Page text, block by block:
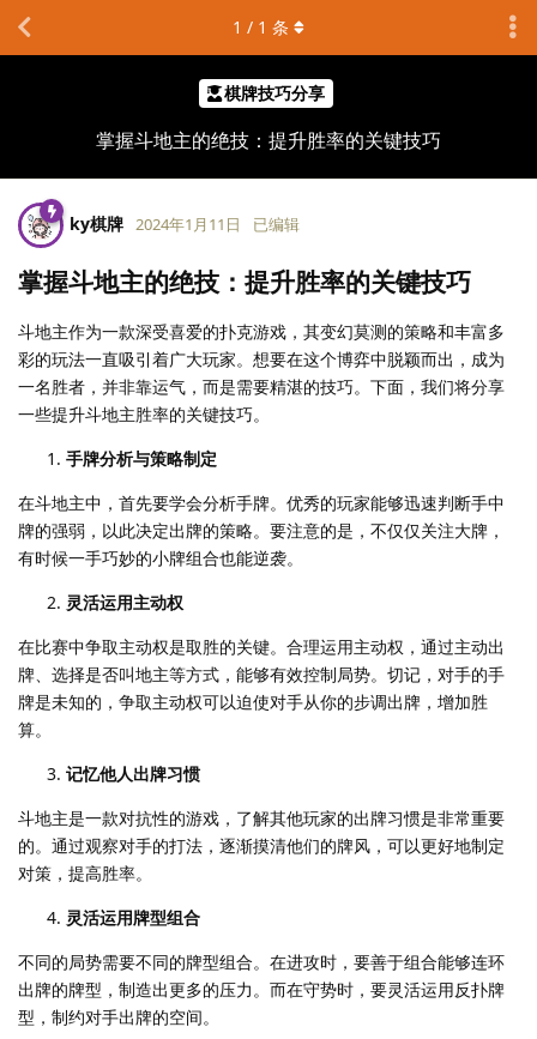
棋牌技巧分享
掌握斗地主的绝技：提升胜率的关键技巧
1 / 1 条
ky棋牌 2024年1月11日 已编辑
掌握斗地主的绝技：提升胜率的关键技巧
斗地主作为一款深受喜爱的扑克游戏，其变幻莫测的策略和丰富多
彩的玩法一直吸引着广大玩家。想要在这个博弈中脱颖而出，成为
一名胜者，并非靠运气，而是需要精湛的技巧。下面，我们将分享
一些提升斗地主胜率的关键技巧。
手牌分析与策略制定
在斗地主中，首先要学会分析手牌。优秀的玩家能够迅速判断手中
牌的强弱，以此决定出牌的策略。要注意的是，不仅仅关注大牌，
有时候一手巧妙的小牌组合也能逆袭。
灵活运用主动权
在比赛中争取主动权是取胜的关键。合理运用主动权，通过主动出
牌、选择是否叫地主等方式，能够有效控制局势。切记，对手的手
牌是未知的，争取主动权可以迫使对手从你的步调出牌，增加胜
算。
记忆他人出牌习惯
斗地主是一款对抗性的游戏，了解其他玩家的出牌习惯是非常重要
的。通过观察对手的打法，逐渐摸清他们的牌风，可以更好地制定
对策，提高胜率。
灵活运用牌型组合
不同的局势需要不同的牌型组合。在进攻时，要善于组合能够连环
出牌的牌型，制造出更多的压力。而在守势时，要灵活运用反扑牌
型，制约对手出牌的空间。